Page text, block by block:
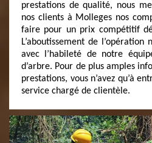
prestations de qualité, nous
nos clients à Molleges nos
faire pour un prix compétitif
L’aboutissement de
avec l’habileté de notre
d’arbre. Pour de plus amples
prestations, vous n’avez qu’à
service chargé de clientèle.